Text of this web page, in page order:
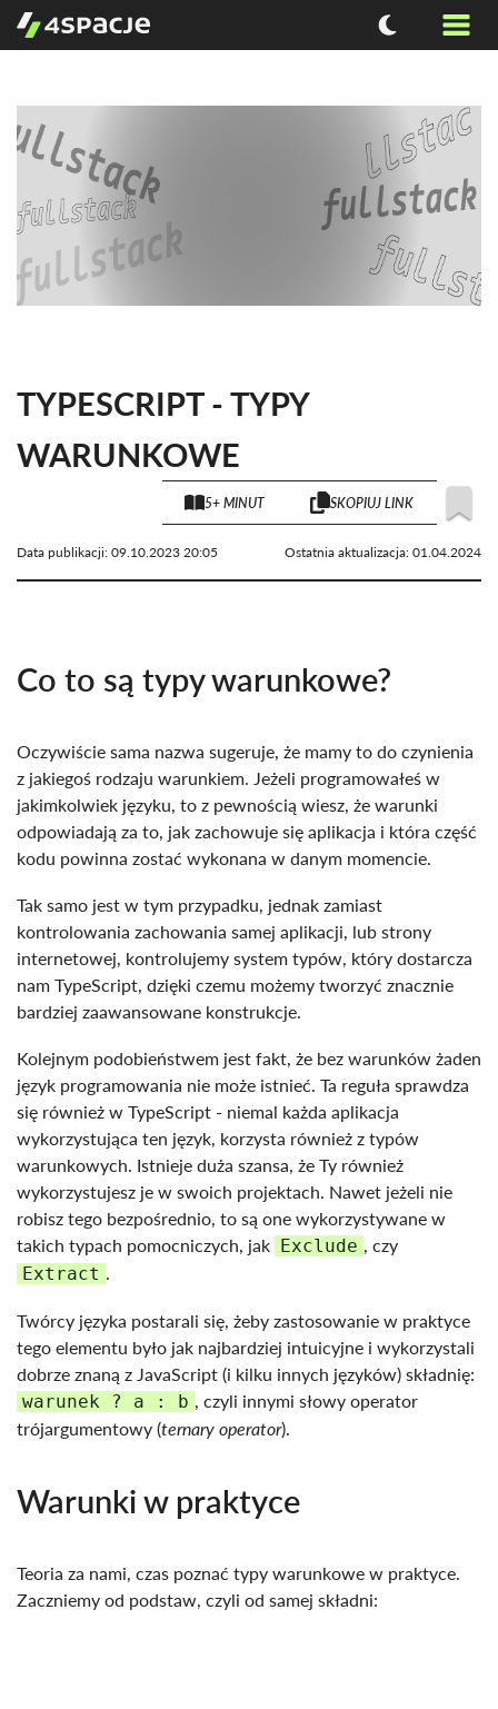
TYPESCRIPT - TYPY
WARUNKOWE
5+ MINUT SKOPIUJ LINK
Data publikacji: 09.10.2023 20:05 Ostatnia aktualizacja: 01.04.2024
Co to są typy warunkowe?
Oczywiście sama nazwa sugeruje, że mamy to do czynienia
z jakiegoś rodzaju warunkiem. Jeżeli programowałeś w
jakimkolwiek języku, to z pewnością wiesz, że warunki
odpowiadają za to, jak zachowuje się aplikacja i która część
kodu powinna zostać wykonana w danym momencie.
Tak samo jest w tym przypadku, jednak zamiast
kontrolowania zachowania samej aplikacji, lub strony
internetowej, kontrolujemy system typów, który dostarcza
nam TypeScript, dzięki czemu możemy tworzyć znacznie
bardziej zaawansowane konstrukcje.
Kolejnym podobieństwem jest fakt, że bez warunków żaden
język programowania nie może istnieć. Ta reguła sprawdza
się również w TypeScript - niemal każda aplikacja
wykorzystująca ten język, korzysta również z typów
warunkowych. Istnieje duża szansa, że Ty również
wykorzystujesz je w swoich projektach. Nawet jeżeli nie
robisz tego bezpośrednio, to są one wykorzystywane w
takich typach pomocniczych, jak Exclude , czy
Extract .
Twórcy języka postarali się, żeby zastosowanie w praktyce
tego elementu było jak najbardziej intuicyjne i wykorzystali
dobrze znaną z JavaScript (i kilku innych języków) składnię:
warunek ? a : b , czyli innymi słowy operator
trójargumentowy (ternary operator).
Warunki w praktyce
Teoria za nami, czas poznać typy warunkowe w praktyce.
Zaczniemy od podstaw, czyli od samej składni: